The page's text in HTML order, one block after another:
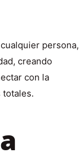
persona,
creando
con la
totales.